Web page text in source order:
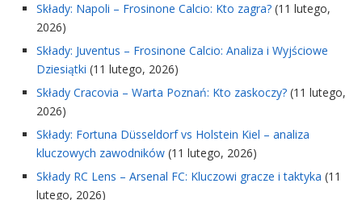
Składy: Napoli – Frosinone Calcio: Kto zagra? (11 lutego,
2026)
Składy: Juventus – Frosinone Calcio: Analiza i Wyjściowe
Dziesiątki (11 lutego, 2026)
Składy Cracovia – Warta Poznań: Kto zaskoczy? (11 lutego,
2026)
Składy: Fortuna Düsseldorf vs Holstein Kiel – analiza
kluczowych zawodników (11 lutego, 2026)
Składy RC Lens – Arsenal FC: Kluczowi gracze i taktyka (11
lutego, 2026)